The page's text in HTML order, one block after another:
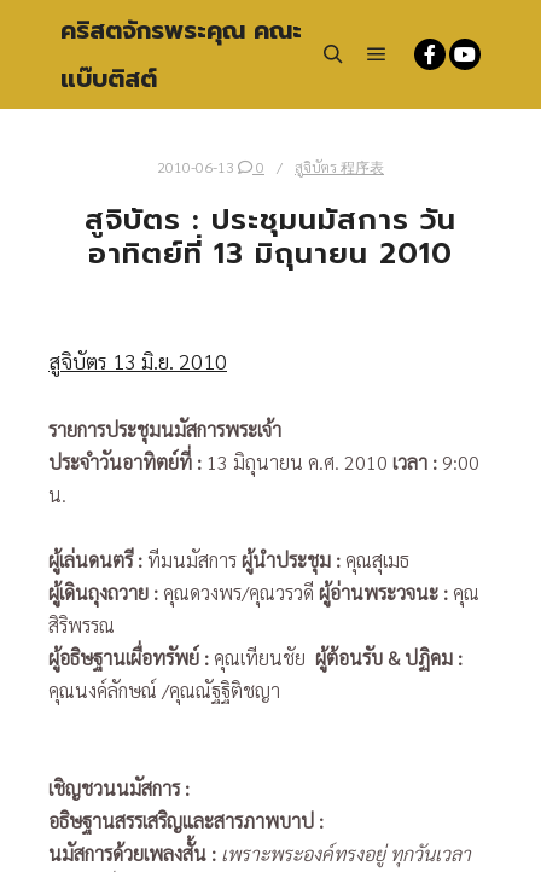
คริสตจักรพระคุณ คณะ
แบ๊บติสต์
2010-06-13 0 สูจิบัตร 程序表
สูจิบัตร : ประชุมนมัสการ วัน
อาทิตย์ที่ 13 มิถุนายน 2010
สูจิบัตร 13 มิ.ย. 2010
รายการประชุมนมัสการพระเจ้า
ประจำวันอาทิตย์ที่ : 13 มิถุนายน ค.ศ. 2010 เวลา : 9:00
น.
ผู้เล่นดนตรี: ทีมนมัสการผู้นำประชุม : คุณสุเมธ
ผู้เดินถุงถวาย : คุณดวงพร/คุณวรวดี ผู้อ่านพระวจนะ : คุณ
สิริพรรณ
ผู้อธิษฐานเผื่อทรัพย์ : คุณเทียนชัย ผู้ต้อนรับ & ปฏิคม :
คุณนงค์ลักษณ์ /คุณณัฐฐิติชญา
เชิญชวนนมัสการ:
อธิษฐานสรรเสริญและสารภาพบาป :
นมัสการด้วยเพลงสั้น : เพราะพระองค์ทรงอยู่ ทุกวันเวลา